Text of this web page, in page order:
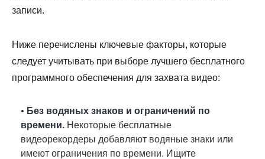
записи.
Ниже перечислены ключевые факторы, которые
следует учитывать при выборе лучшего бесплатного
программного обеспечения для захвата видео:
• Без водяных знаков и ограничений по
времени. Некоторые бесплатные
видеорекордеры добавляют водяные знаки или
имеют ограничения по времени. Ищите